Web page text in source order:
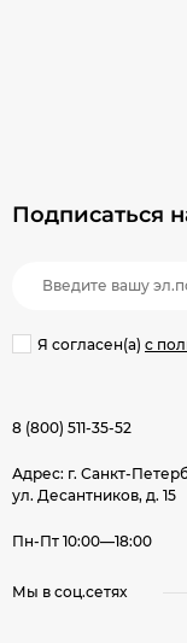
Подписаться
Я согласен(a) с
8 (800) 511-35-52
Адрес: г. Санкт-
ул. Десантников, д. 15
Пн-Пт 10:00—18:00
Мы в соц.сетях